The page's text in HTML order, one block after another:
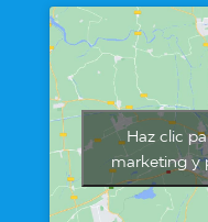
Haz clic
marketing y